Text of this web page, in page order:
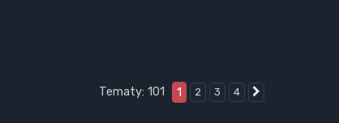
Tematy: 101 1 2 3 4